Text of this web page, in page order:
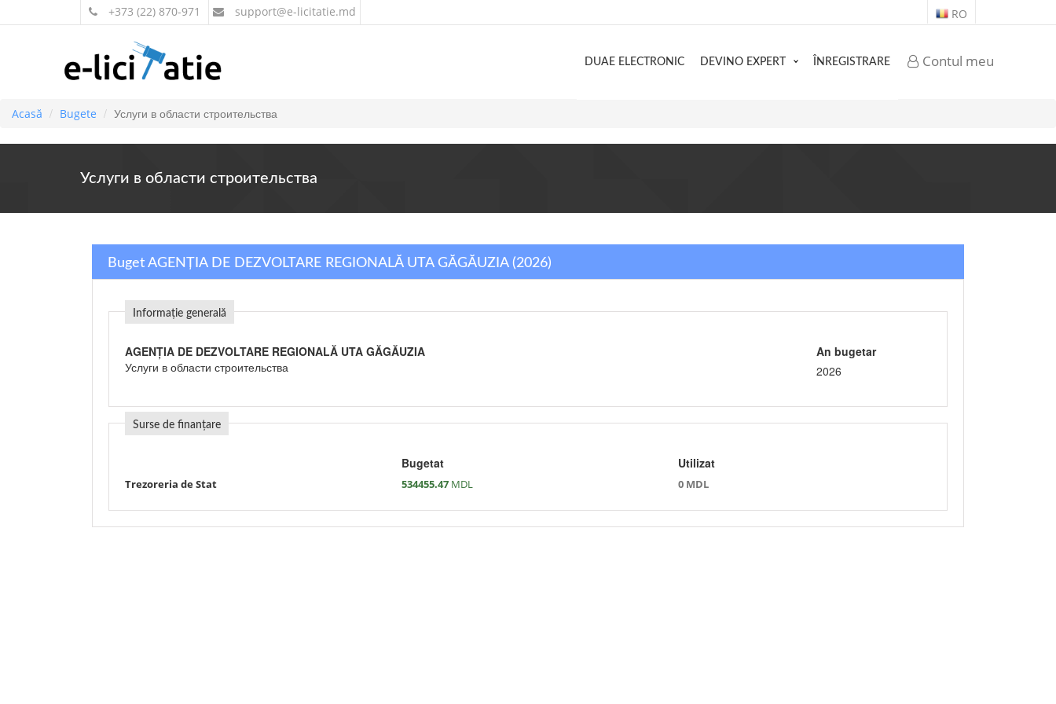
+373 (22) 870-971 support@e-licitatie.md RO
Contul meu
DUAE ELECTRONIC DEVINO EXPERT ÎNREGISTRARE
Acasă Bugete Услуги в области строительства
Услуги в области строительства
Buget AGENȚIA DE DEZVOLTARE REGIONALĂ UTA GĂGĂUZIA (2026)
Informație generală
AGENȚIA DE DEZVOLTARE REGIONALĂ UTA GĂGĂUZIA
Услуги в области строительства
An bugetar
2026
Surse de finanțare
Bugetat Utilizat
Trezoreria de Stat 534455.47 MDL 0 MDL